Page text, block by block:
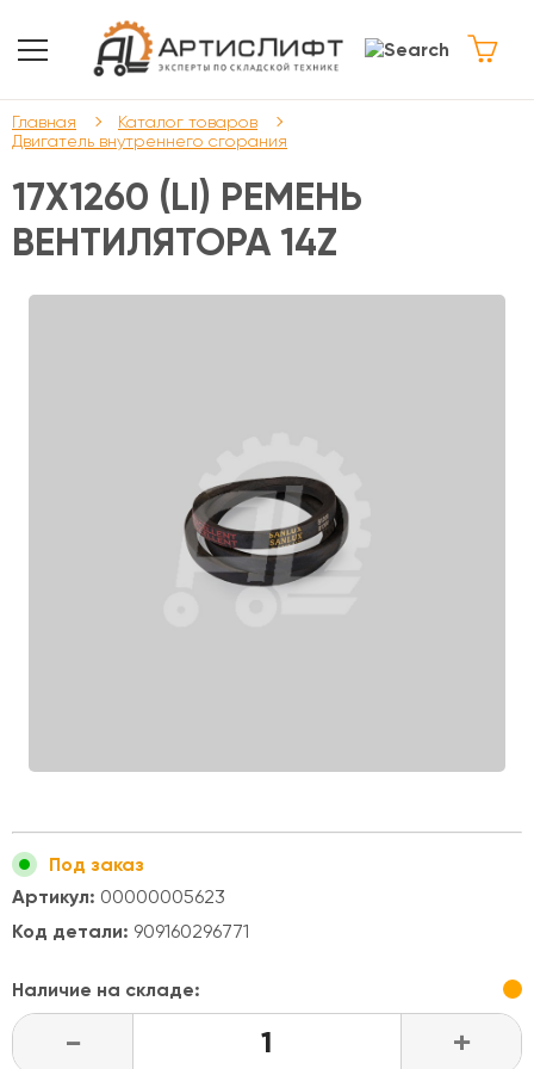
Главная
Каталог товаров
Двигатель внутреннего сгорания
17X1260 (LI) РЕМЕНЬ
ВЕНТИЛЯТОРА 14Z
Под заказ
Артикул: 00000005623
Код детали: 909160296771
Наличие на складе:
- +